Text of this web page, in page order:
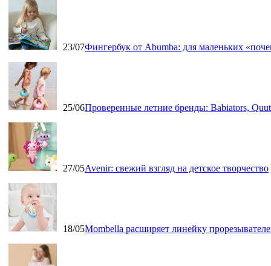
23/07Фингербук от Abumba: для маленьких
25/06Проверенные летние бренды: Babiators,
27/05Avenir: свежий взгляд на детское творчество
18/05Mombella расширяет линейку